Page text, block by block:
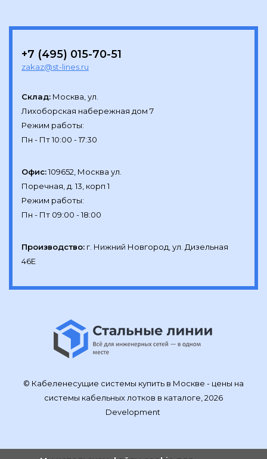
+7 (495) 015-70-51
zakaz@st-lines.ru
Склад: Москва, ул.
Лихоборская набережная дом 7
Режим работы:
Офис:109652, Москва ул.
Поречная, д. 13, корп 1
Режим работы:
Производство: г. Нижний Новгород, ул. Дизельная
46Е
© Кабеленесущие системы купить в Москве - цены на
системы кабельных лотков в каталоге, 2026
Development